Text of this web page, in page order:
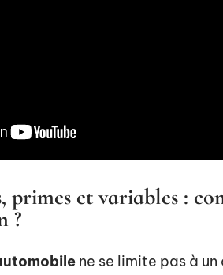
primes et variables :
?
ne se limite pas à